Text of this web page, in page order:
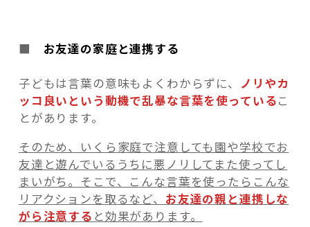
■ お友達の家庭と連携する
子どもは言葉の意味もよくわからずに、 ノリやカ
ッコ良いという動機で乱暴な言葉を使っているこ
とがあります。
そのため、いくら家庭で注意しても園や学校でお
友達と遊んでいるうちに悪ノリしてまた使ってし
まいがち。そこで、こんな言葉を使ったらこんな
リアクションを取るなど、 お友達の親と連携しな
がら注意する と効果があります。